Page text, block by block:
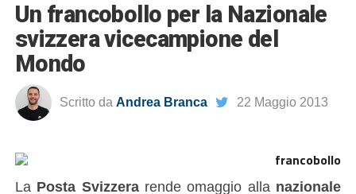
Un francobollo per la Nazionale
svizzera vicecampione del
Mondo
Scritto da Andrea Branca 22 Maggio 2013
La Posta Svizzerarende omaggio alla nazionale